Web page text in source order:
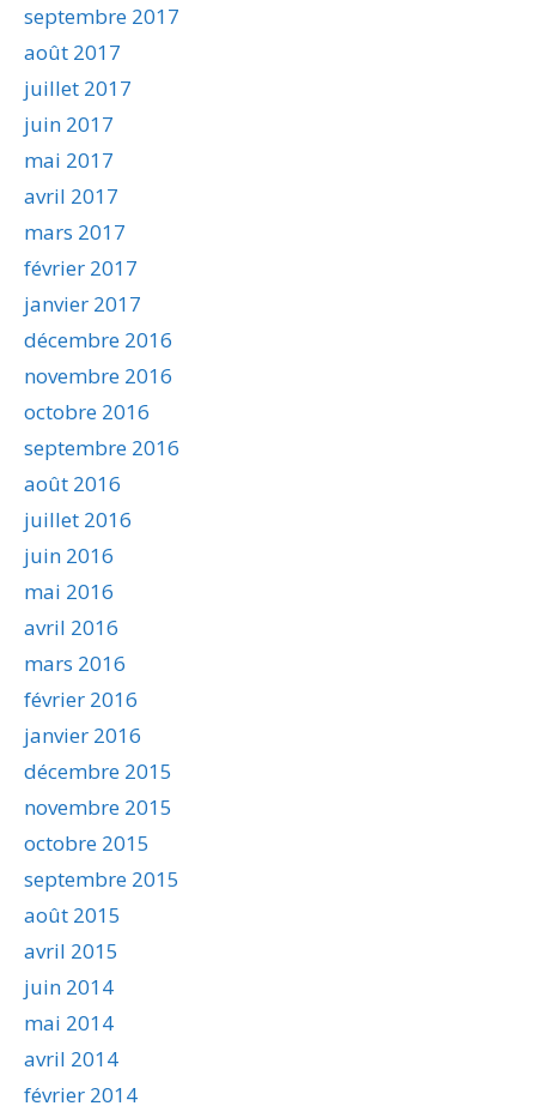
septembre 2017
août 2017
juillet 2017
juin 2017
mai 2017
avril 2017
mars 2017
février 2017
janvier 2017
décembre 2016
novembre 2016
octobre 2016
septembre 2016
août 2016
juillet 2016
juin 2016
mai 2016
avril 2016
mars 2016
février 2016
janvier 2016
décembre 2015
novembre 2015
octobre 2015
septembre 2015
août 2015
avril 2015
juin 2014
mai 2014
avril 2014
février 2014